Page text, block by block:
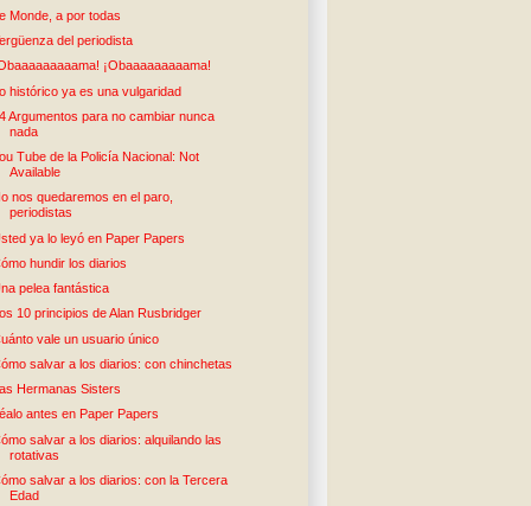
Monde, a por todas
del periodista
¡Obaaaaaaaaama!
histórico ya es una vulgaridad
Argumentos para no cambiar nunca
nada
Tube de la Policía Nacional: Not
Available
nos quedaremos en el paro,
periodistas
ya lo leyó en Paper Papers
hundir los diarios
pelea fantástica
Los 10 principios de Alan Rusbridger
vale un usuario único
salvar a los diarios: con chinchetas
Hermanas Sisters
Léalo antes en Paper Papers
salvar a los diarios: alquilando las
rotativas
salvar a los diarios: con la Tercera
Edad